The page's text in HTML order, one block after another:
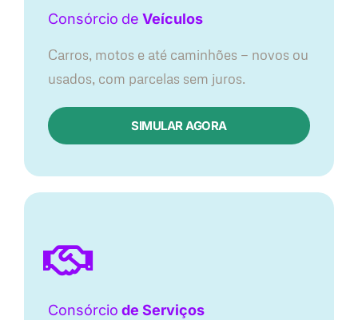
Consórcio de Veículos
Carros, motos e até caminhões — novos ou
usados, com parcelas sem juros.
SIMULAR AGORA
Consórcio de Serviços